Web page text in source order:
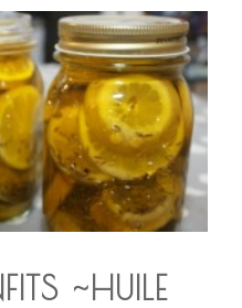
~HUILE